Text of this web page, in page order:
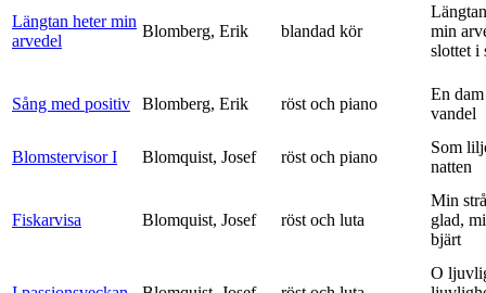
Längtan heter min
arvedel
Blomberg, Erik blandad kör
min
slottet i
Sång med positiv Blomberg, Erik röst och piano
En
vandel
Blomstervisor I Blomquist, Josef röst och piano
Som
natten
Fiskarvisa Blomquist, Josef röst och luta
Min
glad,
bjärt
O